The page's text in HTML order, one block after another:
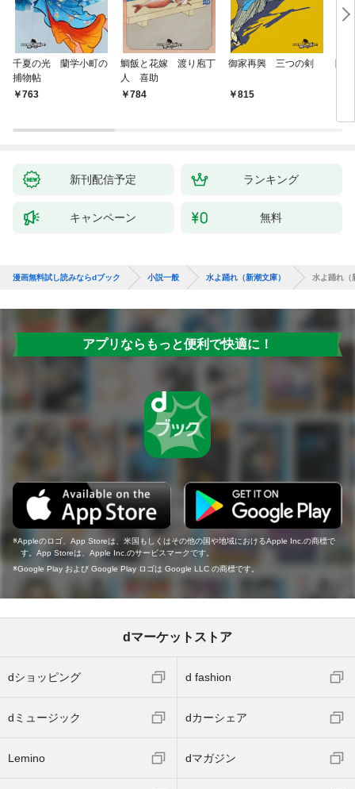
千夏の光 蘭学小町の
捕物帖
763
鯛飯と花嫁 渡り庖丁
人 喜助
784
御家再興 三つの剣
815
新刊配信予定 ランキング
キャンペーン 無料
漫画無料試し読みならdブック 小説一般 水よ踊れ（新潮文庫） 水よ踊れ（
アプリならもっと便利で快適に！
Appleのロゴ、App Storeは、米国もしくはその他の国や地域におけるApple Inc.の商標で
す。App Storeは、Apple Inc.のサービスマークです。
Google Play および Google Play ロゴは Google LLC の商標です。
dマーケットストア
dショッピング d fashion
dミュージック dカーシェア
Lemino dマガジン